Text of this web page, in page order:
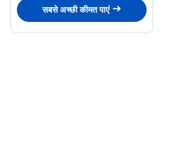
सबसे अच्छी कीमत पाएं